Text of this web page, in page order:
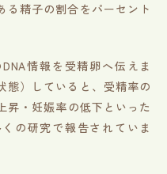
る精子の割合をパーセント
情報を受精卵へ伝えま
態）していると、受精率の
昇・妊娠率の低下といった
の研究で報告されていま